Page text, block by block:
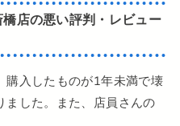
店の悪い評判・レビュー
購入したものが1年未満で壊
ました。また、店員さんの